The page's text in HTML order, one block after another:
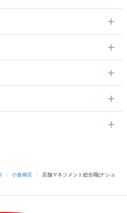
/ 小倉南区 /
店舗マネジメント総合職(ナショ